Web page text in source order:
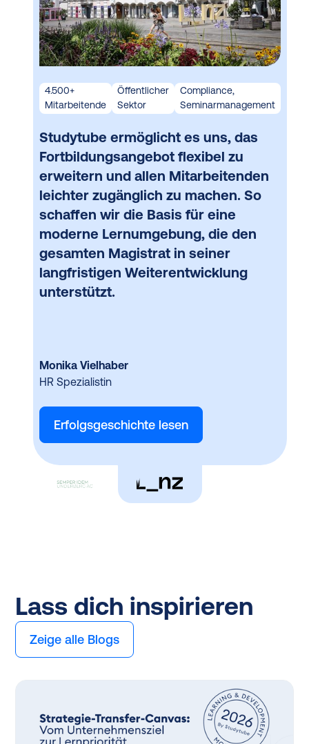
4.500+
Mitarbeitende
Öffentlicher
Sektor
Compliance,
Seminarmanagement
Studytube ermöglicht es uns, das
Fortbildungsangebot flexibel zu
erweitern und allen Mitarbeitenden
leichter zugänglich zu machen. So
schaffen wir die Basis für eine
moderne Lernumgebung, die den
gesamten Magistrat in seiner
langfristigen Weiterentwicklung
unterstützt.
Monika Vielhaber
HR Spezialistin
Erfolgsgeschichte lesen
Lass dich inspirieren
Zeige alle Blogs